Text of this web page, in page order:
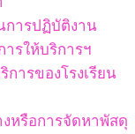
การปฏิบัติงาน
รให้บริการฯ
การของโรงเรียน
หรือการจัดหาพัสดุ